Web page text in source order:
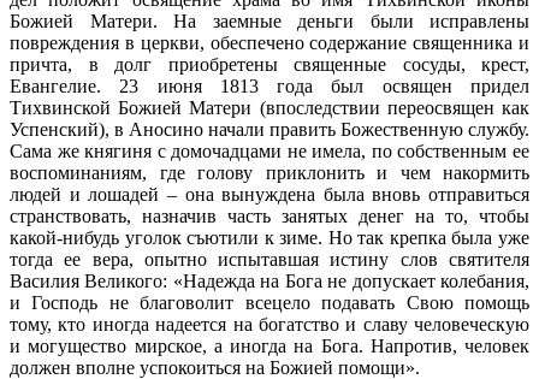
Божией Матери. На заемные деньги были исправлены
повреждения в церкви, обеспечено содержание священника и
причта, в долг приобретены священные сосуды, крест,
Евангелие. 23 июня 1813 года был освящен придел
Тихвинской Божией Матери (впоследствии переосвящен как
Успенский), в Аносино начали править Божественную службу.
Сама же княгиня с домочадцами не имела, по собственным ее
воспоминаниям, где голову приклонить и чем накормить
людей и лошадей – она вынуждена была вновь отправиться
странствовать, назначив часть занятых денег на то, чтобы
какой-нибудь уголок съютили к зиме. Но так крепка была уже
тогда ее вера, опытно испытавшая истину слов святителя
Василия Великого: «Надежда на Бога не допускает колебания,
и Господь не благоволит всецело подавать Свою помощь
тому, кто иногда надеется на богатство и славу человеческую
и могущество мирское, а иногда на Бога. Напротив, человек
должен вполне успокоиться на Божией помощи».